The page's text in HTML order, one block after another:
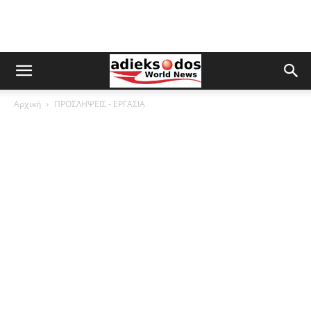
Αρχική ΠΡΟΣΛΗΨΕΙΣ - ΕΡΓΑΣΙΑ